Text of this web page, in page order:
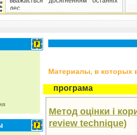
дес...
Материалы, в которых
програма
Метод оцінки і
review technique)